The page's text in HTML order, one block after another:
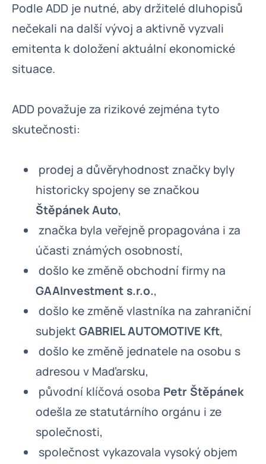
Podle ADD je nutné, aby držitelé dluhopisů
nečekali na další vývoj a aktivně vyzvali
emitenta k doložení aktuální ekonomické
situace.
ADD považuje za rizikové zejména tyto
skutečnosti:
prodej a důvěryhodnost značky byly
historicky spojeny se značkou
Štěpánek Auto,
značka byla veřejně propagována i za
účasti známých osobností,
došlo ke změně obchodní firmy na
GAAInvestment s.r.o.,
došlo ke změně vlastníka na zahraniční
subjektGABRIEL AUTOMOTIVE Kft,
došlo ke změně jednatele na osobu s
adresou v Maďarsku,
původní klíčová osoba Petr Štěpánek
odešla ze statutárního orgánu i ze
společnosti,
společnost vykazovala vysoký objem